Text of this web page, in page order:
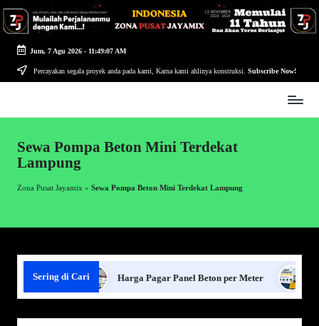
Skip
content
Jum, 7 Agu 2026- 11:49:07 AM
Percayakan segala proyek anda pada kami, Karna kami ahlinya konstruksi. Subscribe Now!
-
Ahlinya
Konstruksi
Sewa Pompa Beton Mini Terdekat
Lampung
Zona Pusat Jayamix » Sewa Pompa Beton Mini Terdekat Lampung
Sering di Cari
Beton Harga Pagar Panel Beton per Meter Sewa